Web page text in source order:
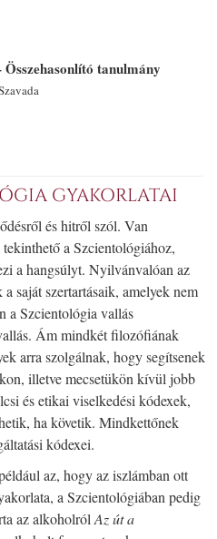
tanulmány
GYAKORLATAI
és hitről szól. Van
a Szcientológiához,
a hangsúlyt. Nyilvánvalóan az
saját szertartásaik, amelyek nem
a Szcientológia vallás
Ám mindkét filozófiának
arra szolgálnak, hogy segítsenek
illetve mecsetükön kívül jobb
és etikai viselkedési kódexek,
ha követik. Mindkettőnek
kódexei.
az, hogy az iszlámban ott
a Szcientológiában pedig
az alkoholról Az út a